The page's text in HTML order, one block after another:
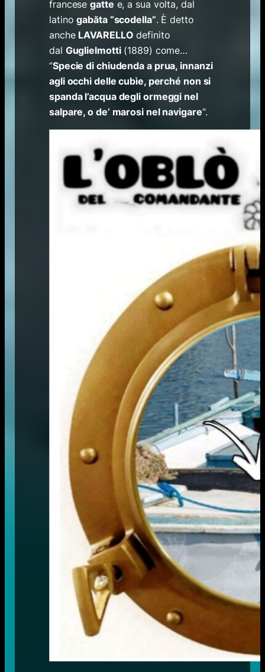
francesegatte e, a sua volta, dal
latino gabăta“scodella”. È detto
anche LAVARELLO definito
dal Guglielmotti(1889) come…
“Specie di chiudenda a prua, innanzi
agli occhi delle cubìe, perché non si
spanda l’acqua degli ormeggi nel
salpare, o de’ marosi nel navigare“.